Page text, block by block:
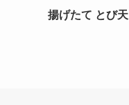
揚げたて とび天